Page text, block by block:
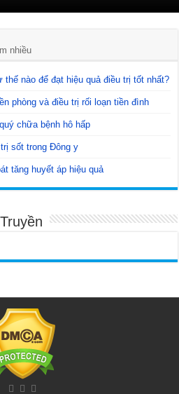
nhiều
nào để đạt hiệu quả điều trị tốt nhất?
phòng và điều trị rối loạn tiền đình
chữa bệnh hô hấp
sốt trong Đông y
tăng huyết áp hiệu quả